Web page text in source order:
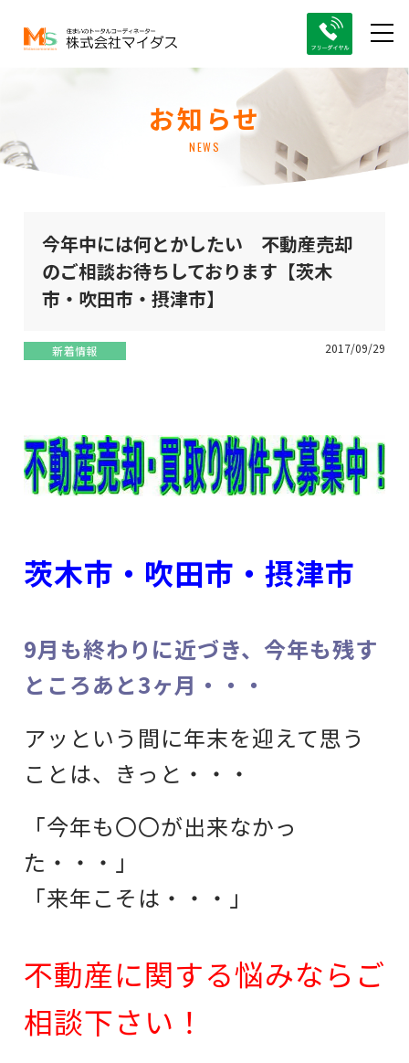
お知らせ
NEWS
今年中には何とかしたい 不動産売却
のご相談お待ちしております【茨木
市・吹田市・摂津市】
新着情報 2017/09/29
茨木市・吹田市・摂津市
9月も終わりに近づき、今年も残す
ところあと3ヶ月・・・
アッという間に年末を迎えて思う
ことは、きっと・・・
「今年も〇〇が出来なかっ
た・・・」
「来年こそは・・・」
不動産に関する悩みならご
相談下さい！